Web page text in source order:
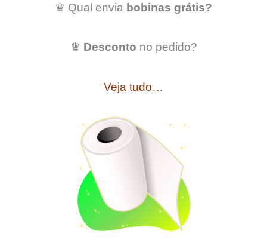
♛ Qual envia bobinas grátis?
♛ Desconto no pedido?
Veja tudo…